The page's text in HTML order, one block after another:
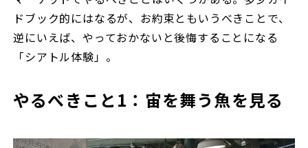
ドブック的にはなるが、お約束ともいうべきことで、
逆にいえば、やっておかないと後悔することになる
「シアトル体験」。
やるべきこと1：宙を舞う魚を見る